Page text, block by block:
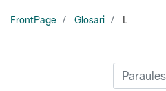
FrontPage Glosari L